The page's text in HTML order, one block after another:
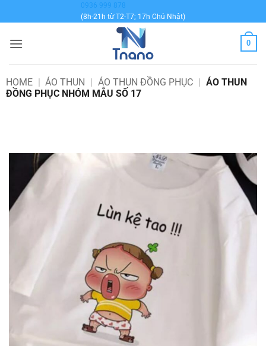
qua
dung
0936 999 878
(8h-21h từ T2-T7; 17h Chủ Nhật)
0
HOME | ÁO THUN | ÁO THUN ĐỒNG PHỤC | ÁO THUN
ĐỒNG PHỤC NHÓM MẪU SỐ 17